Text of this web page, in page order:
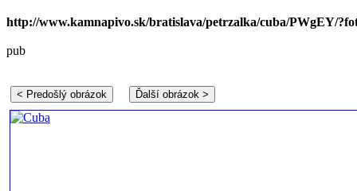
http://www.kamnapivo.sk/bratislava/petrzalka/cuba/PWgEY/
pub